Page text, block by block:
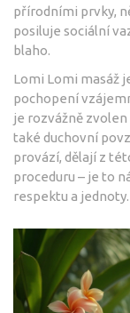
přírodními prvky,
posiluje sociální
blaho.
Lomi Lomi masáž
pochopení
je rozvážně
také duchovní
provází, dělají z
proceduru – je to
respektu a jednoty.